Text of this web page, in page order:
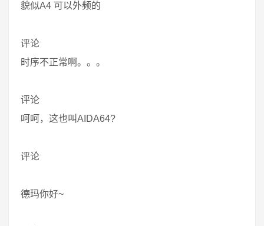
貌似A4 可以外频的
评论
时序不正常啊。。。
评论
呵呵，这也叫AIDA64?
评论
德玛你好~